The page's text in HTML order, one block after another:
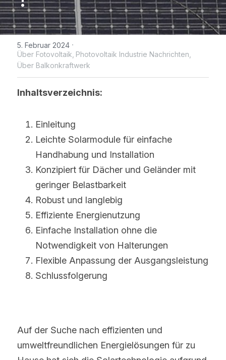
IBC Solarmodul-Technologie
Bifaciale Solarmodul-Technologi
1/3-Cut Solarmodul-Technolog
Halbzellen-Solarmodul-Technolog
Zeitlich begrenzte Aktion
Broschüre
Photovoltaik Technologie Neuigk
Maysun Solar Nachrichten
Neue Photovoltaik-Politik
PV Preistrend
Kontaktieren Sie uns
Treten der Facebook-Gruppe bei
WhatsApp
5. Februar 2024 ·
Über Fotovoltaik, Photovoltaik Industrie Nachrichten,
Über Balkonkraftwerk
Inhaltsverzeichnis:
Einleitung
Leichte Solarmodule für einfache
Handhabung und Installation
Konzipiert für Dächer und Geländer mit
geringer Belastbarkeit
Robust und langlebig
Effiziente Energienutzung
Einfache Installation ohne die
Notwendigkeit von Halterungen
Flexible Anpassung der Ausgangsleistung
Schlussfolgerung
Auf der Suche nach effizienten und
umweltfreundlichen Energielösungen für zu